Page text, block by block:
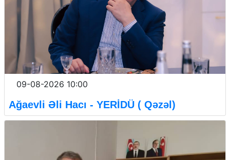
09-08-2026 10:00
Ağaevli Əli Hacı - YERİDÜ ( Qəzəl)